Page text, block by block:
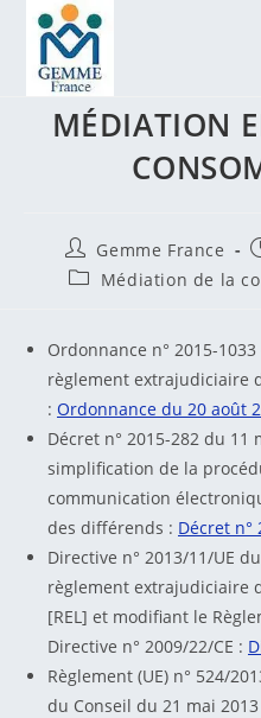
content LES TEXTES
MÉDIATION
Auteur/autrice
de
la
Gemme France
PostMédiation de la
Ordonnance n° 2015-
règlement extrajudiciaire
: Ordonnance du 20 août
Décret n° 2015-282 du 11
simplification de la
communication
des différends : Décret n°
Directive n° 2013/11/UE
règlement extrajudiciaire
[REL] et modifiant le
Directive n° 2009/22/CE :
Règlement (UE) n° 524/
du Conseil du 21 mai